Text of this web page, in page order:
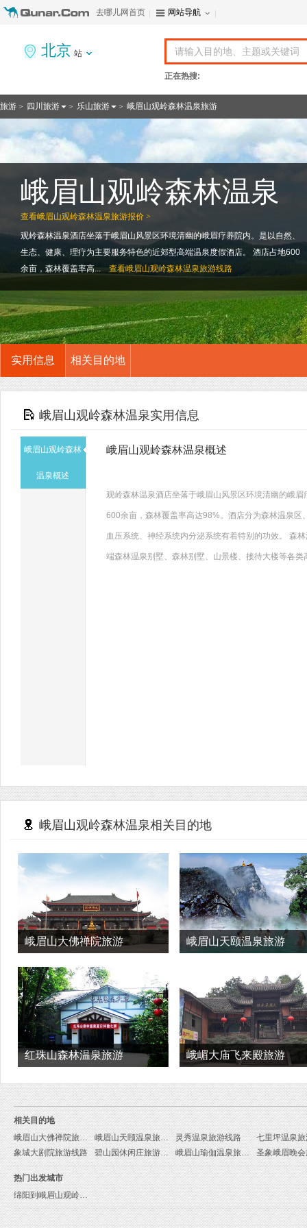
去哪儿网首页 网站导航
北京 站
正在热搜:
旅游 > 四川旅游 > 乐山旅游 > 峨眉山观岭森林温泉旅游
查看峨眉山观岭森林温泉旅游报价 >
峨眉山观岭森林温泉
观岭森林温泉酒店坐落于峨眉山风景区环境清幽的峨眉疗养院内。是以自然、
生态、健康、理疗为主要服务特色的近郊型高端温泉度假酒店。 酒店占地600
余亩，森林覆盖率高...
查看峨眉山观岭森林温泉旅游线路
实用信息 相关目的地
峨眉山观岭森林温泉实用信息
峨眉山观岭森林
温泉概述
峨眉山观岭森林温泉概述
观岭森林温泉酒店坐落于峨眉山风景区环境清幽的峨
600余亩，森林覆盖率高达98%。酒店分为森林温泉
血压系统、神经系统内分泌系统有着特别的功效。 森
端森林温泉别墅、森林别墅、山景楼、接待大楼等各
峨眉山观岭森林温泉相关目的地
峨眉山大佛禅院旅游 峨眉山天颐温泉旅游
红珠山森林温泉旅游 峨嵋大庙飞来殿旅游
相关目的地
峨眉山大佛禅院旅游线路
峨眉山天颐温泉旅游线路 灵秀温泉旅游线路
七里坪温泉
象城大剧院旅游线路
碧山园休闲庄旅游线路 峨眉山瑜伽温泉旅游线路
热门出发城市
绵阳到峨眉山观岭森林温泉旅游报价